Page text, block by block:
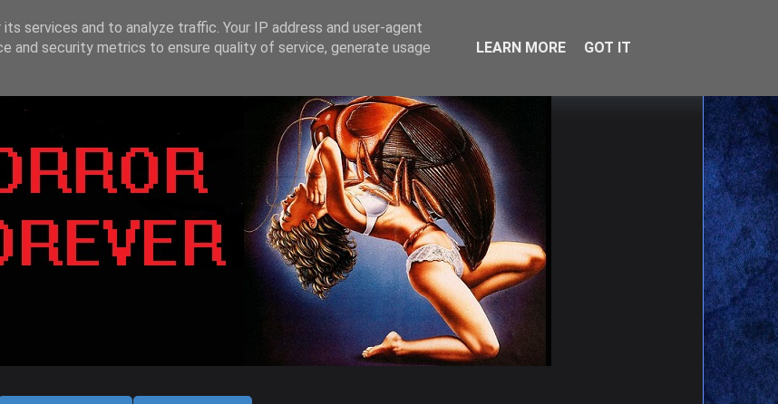
services and to analyze traffic. Your IP address and user-agent
and security metrics to ensure quality of service, generate usage
LEARN MORE GOT IT